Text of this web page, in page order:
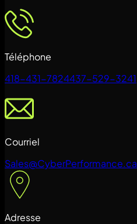
Téléphone
418-431-7824437-529-3241
Courriel
Sales@CyberPerformance.ca
Adresse